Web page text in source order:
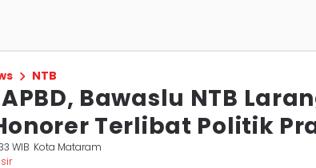
NTB
Bawaslu NTB
Terlibat Politik
WIB Kota Mataram